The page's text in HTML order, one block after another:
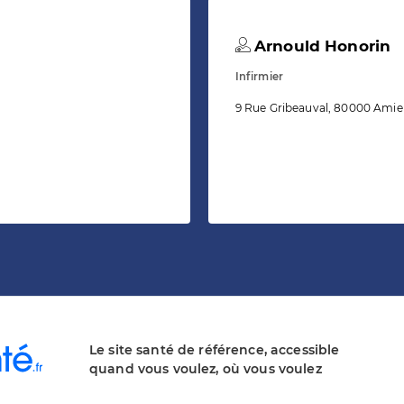
Arnould Honorin
Infirmier
9 Rue Gribeauval, 80000
Le site santé de référence, accessible
quand vous voulez, où vous voulez